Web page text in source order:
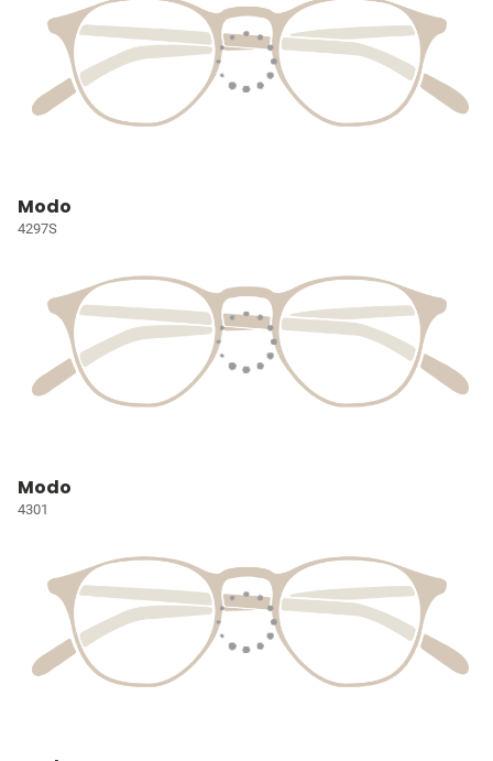
Modo
4297S
Modo
4301